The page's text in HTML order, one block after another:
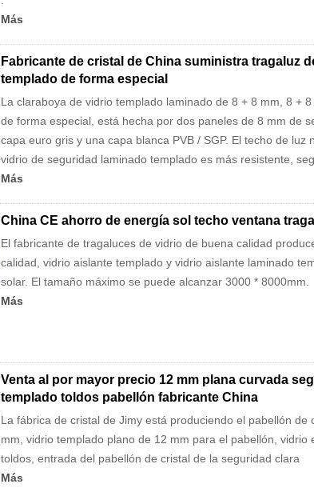
Más
Fabricante de cristal de China suministra tragaluz
templado de forma especial
La claraboya de vidrio templado laminado de 8 + 8 mm, 8 +
de forma especial, está hecha por dos paneles de 8 mm de
capa euro gris y una capa blanca PVB / SGP. El techo de
vidrio de seguridad laminado templado es más resistente,
Más
China CE ahorro de energía sol techo ventana
El fabricante de tragaluces de vidrio de buena calidad
calidad, vidrio aislante templado y vidrio aislante laminado
solar. El tamaño máximo se puede alcanzar 3000 * 8000mm.
Más
Venta al por mayor precio 12 mm plana curvada
templado toldos pabellón fabricante China
La fábrica de cristal de Jimy está produciendo el pabellón
mm, vidrio templado plano de 12 mm para el pabellón,
toldos, entrada del pabellón de cristal de la seguridad clara
Más